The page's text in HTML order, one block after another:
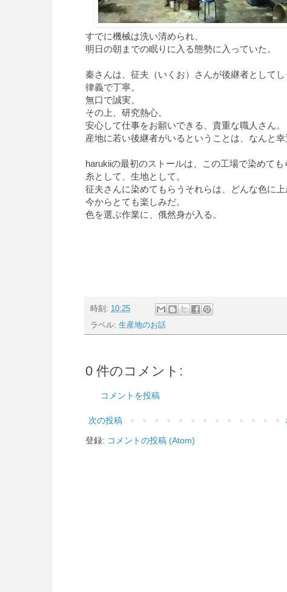
すでに機械は洗い清められ、
明日の朝までの眠りに入る態勢に入っていた。
秦さんは、征夫（いくお）さんが後継者としてし
律義で丁寧。
無口で誠実。
その上、研究熱心。
安心して仕事をお願いできる、貴重な職人さん。
産地に若い後継者がいるということは、なんと幸
harukiiの最初のストールは、この工場で染めても
糸として、生地として。
征夫さんに染めてもらうそれらは、どんな色に上
今からとても楽しみだ。
色を選ぶ作業に、俄然身が入る。
時刻: 10:25
ラベル: 生産地のお話
0 件のコメント:
コメントを投稿
次の投稿
登録: コメントの投稿 (Atom)